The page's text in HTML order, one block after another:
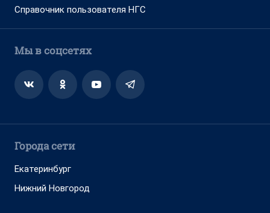
Справочник пользователя НГС
Мы в соцсетях
Города сети
Екатеринбург
Нижний Новгород